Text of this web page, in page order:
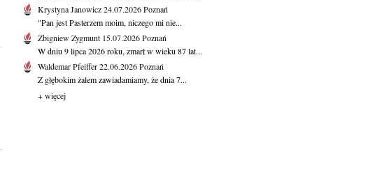
Krystyna Janowicz24.07.2026Poznań
"Pan jest Pasterzem moim, niczego mi nie...
Zbigniew Zygmunt 15.07.2026Poznań
W dniu 9 lipca 2026 roku, zmarł w wieku 87 lat...
Waldemar Pfeiffer22.06.2026Poznań
Z głębokim żalem zawiadamiamy, że dnia 7...
+ więcej